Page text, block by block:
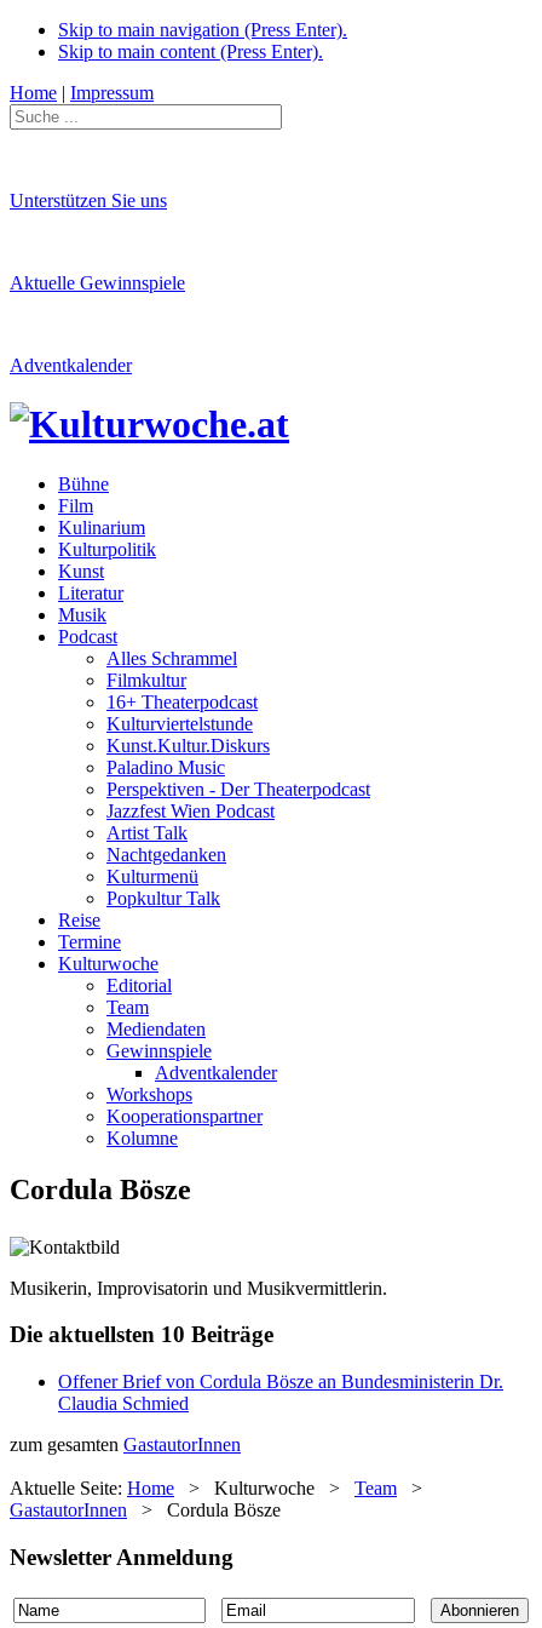
Skip to main navigation (Press Enter).
Skip to main content (Press Enter).
Home | Impressum
Unterstützen Sie uns
Aktuelle Gewinnspiele
Adventkalender
Bühne
Film
Kulinarium
Kulturpolitik
Kunst
Literatur
Musik
Podcast
Alles Schrammel
Filmkultur
16+ Theaterpodcast
Kulturviertelstunde
Kunst.Kultur.Diskurs
Paladino Music
Perspektiven - Der Theaterpodcast
Jazzfest Wien Podcast
Artist Talk
Nachtgedanken
Kulturmenü
Popkultur Talk
Reise
Termine
Kulturwoche
Editorial
Team
Mediendaten
Gewinnspiele
Adventkalender
Workshops
Kooperationspartner
Kolumne
Cordula Bösze
Musikerin, Improvisatorin und Musikvermittlerin.
Die aktuellsten 10 Beiträge
Offener Brief von Cordula Bösze an Bundesministerin Dr.
Claudia Schmied
zum gesamten GastautorInnen
Aktuelle Seite: Home > Kulturwoche > Team
>
GastautorInnen
> Cordula Bösze
Newsletter Anmeldung